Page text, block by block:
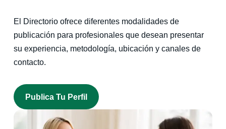
El Directorio ofrece diferentes modalidades de
publicación para profesionales que desean presentar
su experiencia, metodología, ubicación y canales de
contacto.
Publica Tu Perfil